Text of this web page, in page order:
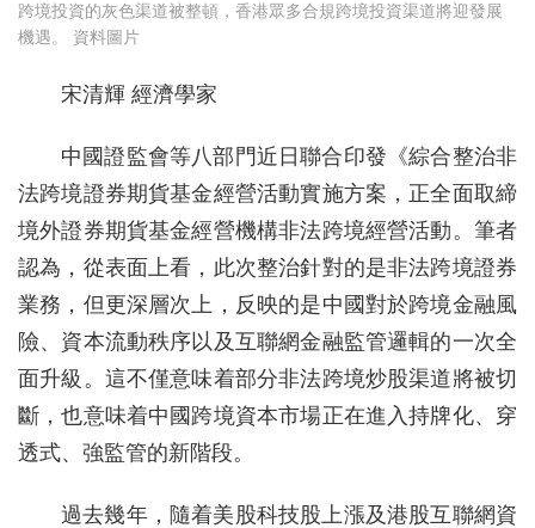
跨境投資的灰色渠道被整頓，香港眾多合規跨境投資渠道將迎發展
機遇。 資料圖片
宋清輝 經濟學家
中國證監會等八部門近日聯合印發《綜合整治非
法跨境證券期貨基金經營活動實施方案，正全面取締
境外證券期貨基金經營機構非法跨境經營活動。筆者
認為，從表面上看，此次整治針對的是非法跨境證券
業務，但更深層次上，反映的是中國對於跨境金融風
險、資本流動秩序以及互聯網金融監管邏輯的一次全
面升級。這不僅意味着部分非法跨境炒股渠道將被切
斷，也意味着中國跨境資本市場正在進入持牌化、穿
透式、強監管的新階段。
過去幾年，隨着美股科技股上漲及港股互聯網資